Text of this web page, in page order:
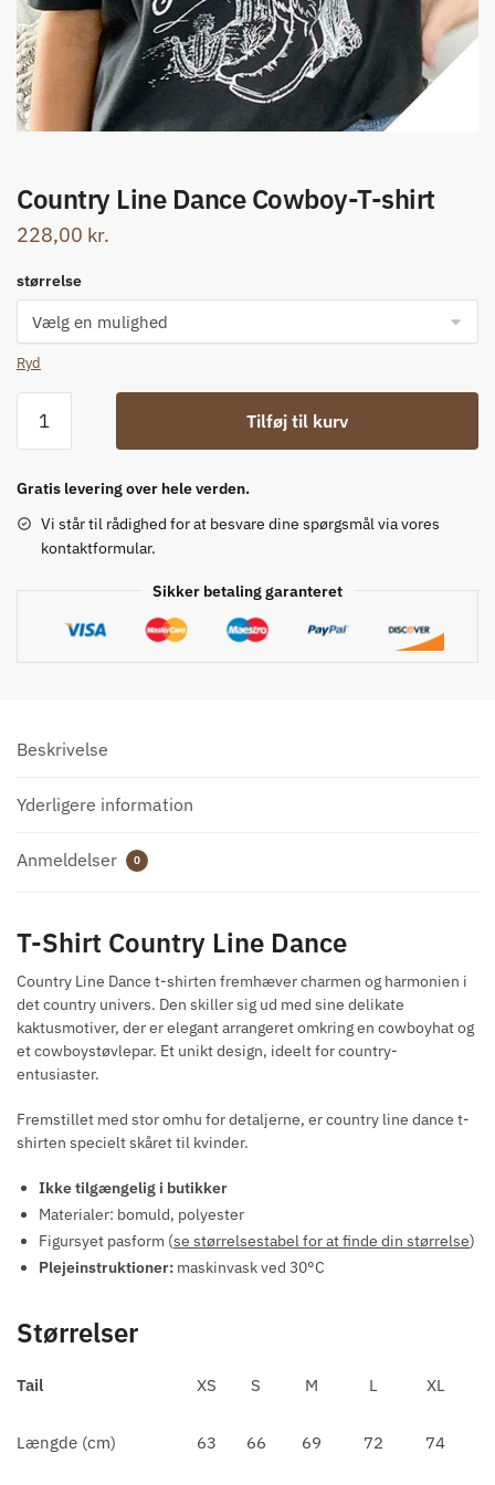
Country Line Dance Cowboy-T-shirt
228,00 kr.
størrelse
Ryd
Line
Cowboy-
shirt
Tilføj til kurv
Gratis levering over hele verden.
Vi står til rådighed for at besvare dine spørgsmål via vores
kontaktformular.
Sikker betaling garanteret
Beskrivelse
Yderligere information
Anmeldelser 0
T-Shirt Country Line Dance
Country Line Dance t-shirten fremhæver charmen og harmonien i
det country univers. Den skiller sig ud med sine delikate
kaktusmotiver, der er elegant arrangeret omkring en cowboyhat og
et cowboystøvlepar. Et unikt design, ideelt for country-
entusiaster.
Fremstillet med stor omhu for detaljerne, er country line dance t-
shirten specielt skåret til kvinder.
Ikke tilgængelig i butikker
Materialer: bomuld, polyester
Figursyet pasform (se størrelsestabel for at finde din størrelse)
Plejeinstruktioner: maskinvask ved 30°C
Størrelser
Tail XS S M L XL
Længde (cm) 63 66 69 72 74